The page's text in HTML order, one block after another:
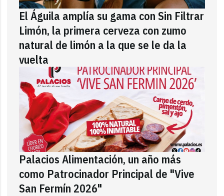
El Águila amplía su gama con Sin Filtrar
Limón, la primera cerveza con zumo
natural de limón a la que se le da la
vuelta
Palacios Alimentación, un año más
como Patrocinador Principal de "Vive
San Fermín 2026"